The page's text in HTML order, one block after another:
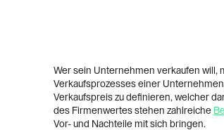
Wer sein Unternehmen verkaufen will,
Verkaufsprozesses einer
Verkaufspreis zu definieren, welcher
des Firmenwertes stehen zahlreiche
Vor- und Nachteile mit sich bringen.